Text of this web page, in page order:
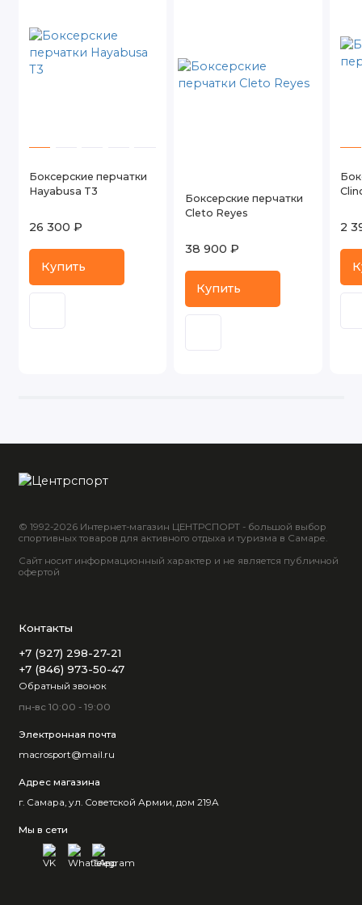
Боксерские перчатки
Hayabusa T3
26 300 ₽
Купить
Боксерские перчатки
Cleto Reyes
38 900 ₽
Купить
2
© 1992-2026 Интернет-магазин ЦЕНТРСПОРТ - большой выбор
спортивных товаров для активного отдыха и туризма в Самаре.
Сайт носит информационный характер и не является публичной
офертой
Контакты
+7 (927) 298-27-21
+7 (846) 973-50-47
Обратный звонок
пн-вс 10:00 - 19:00
Электронная почта
macrosport@mail.ru
Адрес магазина
г. Самара, ул. Советской Армии, дом 219А
Мы в сети